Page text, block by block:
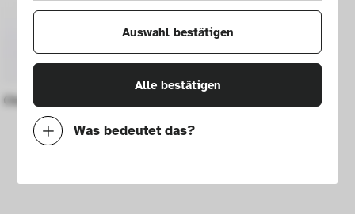
Auswahl bestätigen
Alle bestätigen
Was bedeutet das?
Mit diesen Cookies können wir durch
Objekt Torso